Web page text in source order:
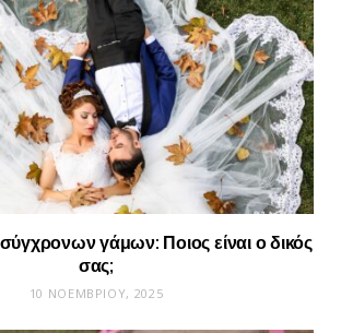
γάμων: Ποιος είναι ο δικός
σας;
10 ΝΟΕΜΒΡΊΟΥ, 2025